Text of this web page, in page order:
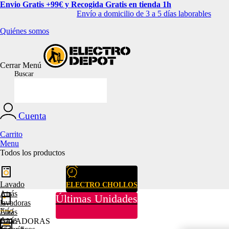
Envio Gratis +99€ y Recogida Gratis en tienda 1h
Envío a domicilio de 3 a 5 días laborables
Quiénes somos
CerrarMenú
Buscar
Cuenta
Carrito
Menu
Todos los productos
ELECTRO CHOLLOS
Últimas Unidades
Lavado
Atrás
lavadoras
Atrás
LAVADORAS
Frío
Atrás